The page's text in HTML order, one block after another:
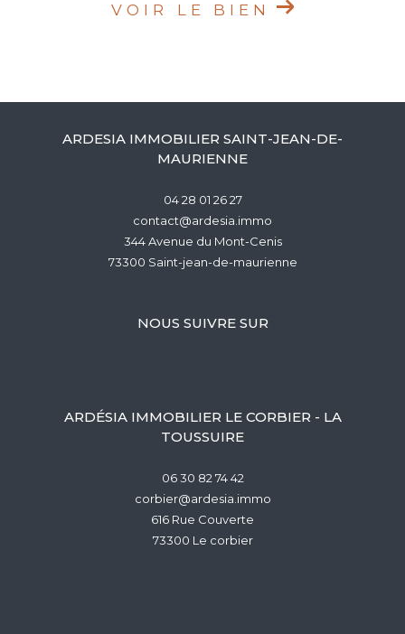
VOIR LE BIEN
ARDESIA IMMOBILIER SAINT-JEAN-DE-
MAURIENNE
04 28 01 26 27
contact@ardesia.immo
344 Avenue du Mont-Cenis
73300
saint-jean-de-maurienne
NOUS SUIVRE SUR
ARDÉSIA IMMOBILIER LE CORBIER - LA
TOUSSUIRE
06 30 82 74 42
corbier@ardesia.immo
616 Rue Couverte
73300
le corbier